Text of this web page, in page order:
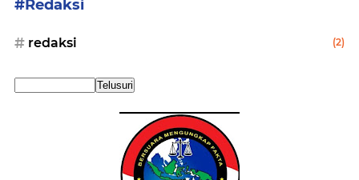
#Redaksi
redaksi (2)